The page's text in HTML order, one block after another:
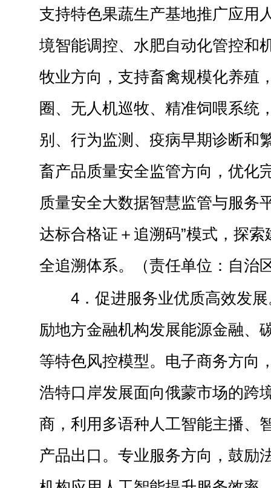
支持特色果蔬生产基地推广应用
境智能调控、水肥自动化管控和
牧业方向，支持畜禽规模化养殖
圈、无人机巡牧、精准饲喂系统
别、行为监测、疫病早期诊断和
畜产品质量安全监管方向，优化
质量安全大数据智慧监管与服务
达标合格证＋追溯码”模式，探
全追溯体系。（责任单位：自治
4．促进服务业优质高效发
励地方金融机构发展能源金融、
等特色风控模型。电子商务方向
浩特口岸发展面向俄蒙市场的跨
商，利用多语种人工智能主播、
产品出口。专业服务方向，鼓励